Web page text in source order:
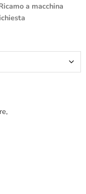
a macchina